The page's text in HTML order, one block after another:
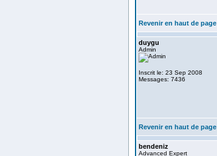
Revenir en haut de page
duygu
Admin
Inscrit le: 23 Sep 2008
Messages: 7436
Revenir en haut de page
bendeniz
Advanced Expert